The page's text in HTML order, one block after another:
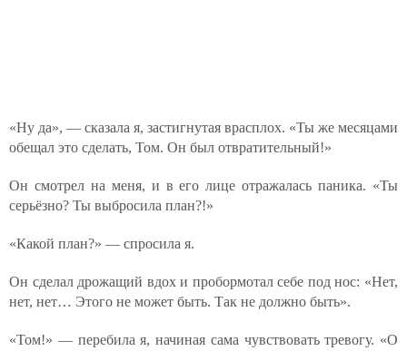
«Ну да», — сказала я, застигнутая врасплох. «Ты же месяцами
обещал это сделать, Том. Он был отвратительный!»
Он смотрел на меня, и в его лице отражалась паника. «Ты
серьёзно? Ты выбросила план?!»
«Какой план?» — спросила я.
Он сделал дрожащий вдох и пробормотал себе под нос: «Нет,
нет, нет… Этого не может быть. Так не должно быть».
«Том!» — перебила я, начиная сама чувствовать тревогу. «О